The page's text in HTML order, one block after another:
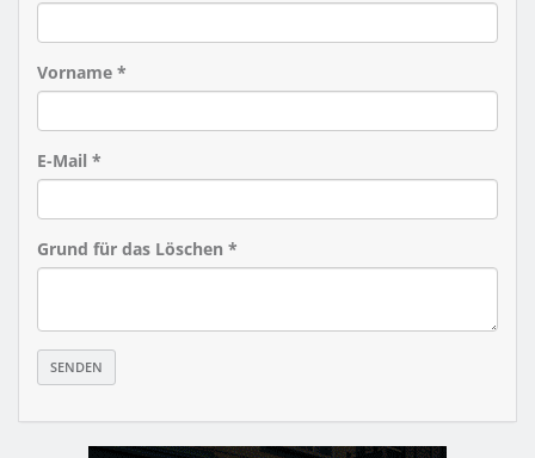
Vorname *
E-Mail *
Grund für das Löschen *